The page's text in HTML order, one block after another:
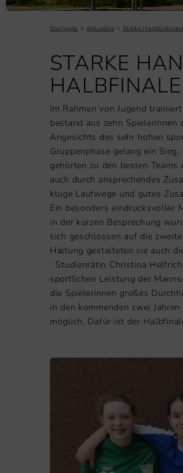
Startseite Aktuelles Starke
STARKE
Im Rahmen von Jugend
bestand aus zehn
Angesichts des sehr hohen
Gruppenphase gelang ein
gehörten zu den besten
auch durch ansprechendes
kluge Laufwege und gutes
Ein besonders eindrucksvoller
in der kurzen Besprechung
sich geschlossen auf die
Haltung gestalteten sie
Studienrätin Christina
sportlichen Leistung der
die Spielerinnen großes
in den kommenden zwei
möglich. Dafür ist der